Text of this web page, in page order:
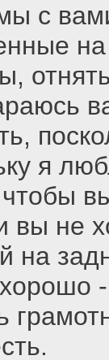
с
я
чтобы
вы не
на